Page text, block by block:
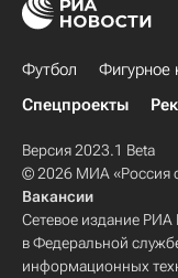
Футбол Фигурное
Спецпроекты
Версия 2023.1 Beta
© 2026 МИА «Россия
Вакансии
Сетевое издание РИА
в Федеральной
информационных